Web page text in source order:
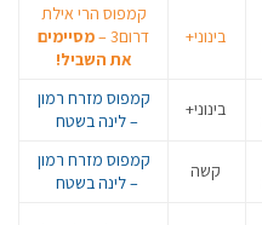
בינוני+
קמפוס הרי אילת
דרום3 –
מסיימים
את השביל!
בינוני+
קמפוס מזרח רמון
– לינה בשטח
קשה
קמפוס מזרח רמון
– לינה בשטח